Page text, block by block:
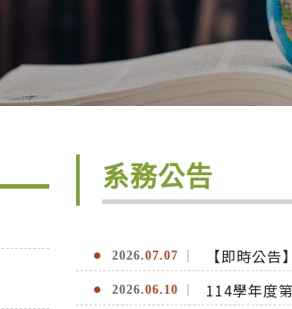
系務公告
2026.07.07 【即時公
2026.06.10 114學年度